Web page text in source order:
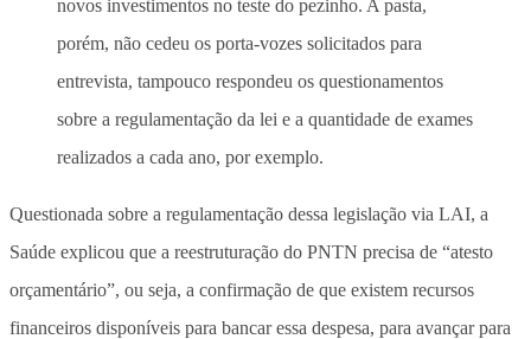
novos investimentos no teste do pezinho. A pasta,
porém, não cedeu os porta-vozes solicitados para
entrevista, tampouco respondeu os questionamentos
sobre a regulamentação da lei e a quantidade de exames
realizados a cada ano, por exemplo.
Questionada sobre a regulamentação dessa legislação via LAI, a
Saúde explicou que a reestruturação do PNTN precisa de “atesto
orçamentário”, ou seja, a confirmação de que existem recursos
financeiros disponíveis para bancar essa despesa, para avançar para